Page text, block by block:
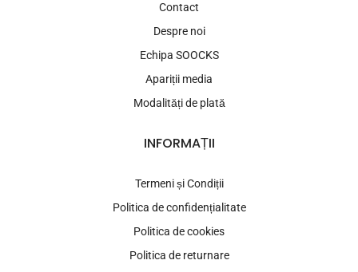
Contact
Despre noi
Echipa SOOCKS
Apariții media
Modalități de plată
INFORMAȚII
Termeni și Condiții
Politica de confidențialitate
Politica de cookies
Politica de returnare